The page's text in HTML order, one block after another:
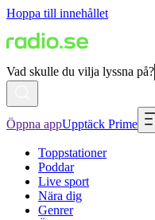
Hoppa till innehållet
Vad skulle du vilja lyssna på?
Öppna appUpptäck Prime
Toppstationer
Poddar
Live sport
Nära dig
Genrer